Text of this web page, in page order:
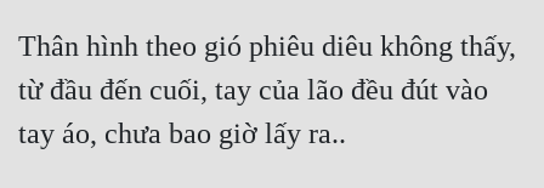
Thân hình theo gió phiêu diêu không thấy,
từ đầu đến cuối, tay của lão đều đút vào
tay áo, chưa bao giờ lấy ra..